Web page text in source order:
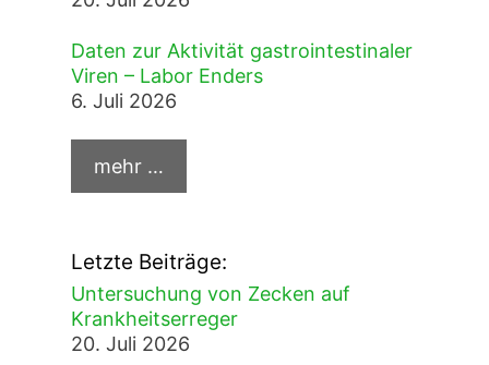
Daten zur Aktivität gastrointestinaler
Viren – Labor Enders
6. Juli 2026
Letzte Beiträge:
Untersuchung von Zecken auf
Krankheitserreger
20. Juli 2026